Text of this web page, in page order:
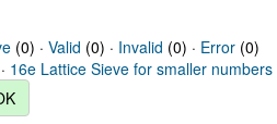
(0) · Valid (0) · Invalid (0) · Error(0)
16e Lattice Sieve for smaller numbers